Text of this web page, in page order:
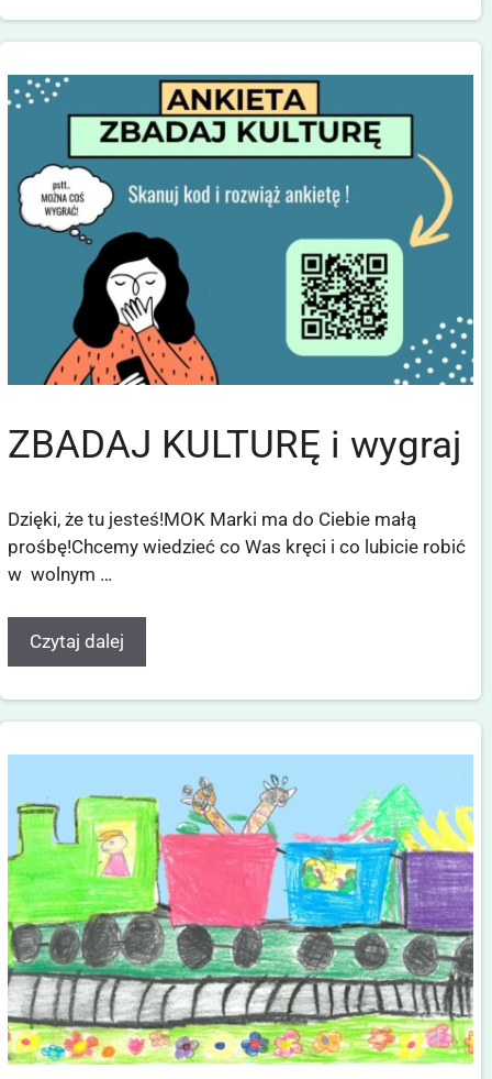
ZBADAJ KULTURĘ i wygraj
Dzięki, że tu jesteś!MOK Marki ma do Ciebie małą
prośbę!Chcemy wiedzieć co Was kręci i co lubicie robić
w wolnym …
Czytaj dalej